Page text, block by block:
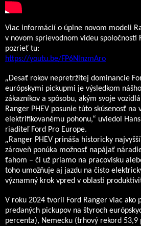
Viac informácií o úplne novom modeli
v novom sprievodnom videu spoločnosti
pozrieť tu:
https://youtu.be/FP6NlnzmAro
„Desať rokov nepretržitej dominancie
európskymi pickupmi je výsledkom
zákazníkov a spôsobu, akým svoje
Ranger PHEV posunie túto skúsenosť na
elektrifikovanému pohonu,“ uviedol
riaditeľ Ford Pro Europe.
„Ranger PHEV prináša historicky
zároveň ponúka možnosť napájať
ťahom – či už priamo na pracovisku
toho umožňuje aj jazdu na čisto
významný krok vpred v oblasti
V roku 2024 tvoril Ford Ranger viac ako
predaných pickupov na štyroch
percenta), Nemecku (trhový rekord 53,9